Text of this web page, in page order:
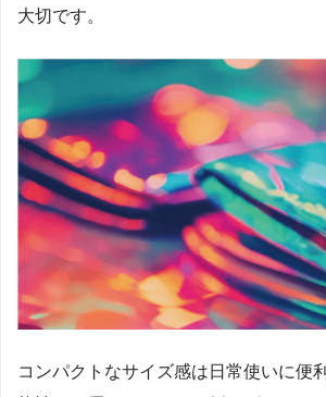
大切です。
コンパクトなサイズ感は日常使いに便